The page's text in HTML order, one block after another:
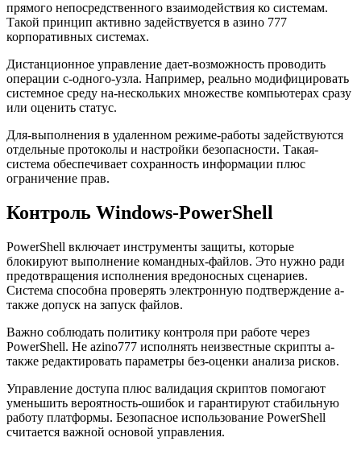
прямого непосредственного взаимодействия ко системам.
Такой принцип активно задействуется в азино 777
корпоративных системах.
Дистанционное управление дает-возможность проводить
операции с-одного-узла. Например, реально модифицировать
системное среду на-нескольких множестве компьютерах сразу
или оценить статус.
Для-выполнения в удаленном режиме-работы задействуются
отдельные протоколы и настройки безопасности. Такая-
система обеспечивает сохранность информации плюс
ограничение прав.
Контроль Windows-PowerShell
PowerShell включает инструменты защиты, которые
блокируют выполнение командных-файлов. Это нужно ради
предотвращения исполнения вредоносных сценариев.
Система способна проверять электронную подтверждение а-
также допуск на запуск файлов.
Важно соблюдать политику контроля при работе через
PowerShell. Не azino777 исполнять неизвестные скрипты а-
также редактировать параметры без-оценки анализа рисков.
Управление доступа плюс валидация скриптов помогают
уменьшить вероятность-ошибок и гарантируют стабильную
работу платформы. Безопасное использование PowerShell
считается важной основой управления.